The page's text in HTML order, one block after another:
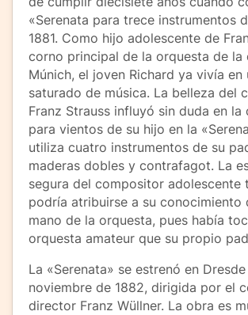
«Serenata para trece instrumentos
1881. Como hijo adolescente de
corno principal de la orquesta de la
Múnich, el joven Richard ya vivía en
saturado de música. La belleza del
Franz Strauss influyó sin duda en
para vientos de su hijo en la
utiliza cuatro instrumentos de su
maderas dobles y contrafagot. La
segura del compositor adolescente
podría atribuirse a su conocimiento
mano de la orquesta, pues había
orquesta amateur que su propio
La «Serenata» se estrenó en
noviembre de 1882, dirigida por el
director Franz Wüllner. La obra es